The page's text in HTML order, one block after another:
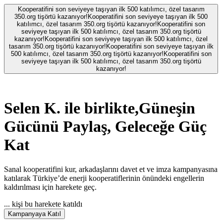
Kooperatifini son seviyeye taşıyan ilk 500 katılımcı, özel tasarım
350.org tişörtü kazanıyor! Kooperatifini son seviyeye taşıyan ilk 500
katılımcı, özel tasarım 350.org tişörtü kazanıyor! Kooperatifini son
seviyeye taşıyan ilk 500 katılımcı, özel tasarım 350.org tişörtü
kazanıyor! Kooperatifini son seviyeye taşıyan ilk 500 katılımcı, özel
tasarım 350.org tişörtü kazanıyor! Kooperatifini son seviyeye taşıyan ilk
500 katılımcı, özel tasarım 350.org tişörtü kazanıyor! Kooperatifini son
seviyeye taşıyan ilk 500 katılımcı, özel tasarım 350.org tişörtü
kazanıyor!
Selen K. ile birlikte,Güneşin
Gücünü Paylaş, Geleceğe Güç
Kat
Sanal kooperatifini kur, arkadaşlarını davet et ve imza kampanyasına
katılarak Türkiye’de enerji kooperatiflerinin önündeki engellerin
kaldırılması için harekete geç.
... kişi bu harekete katıldı
Kampanyaya Katıl